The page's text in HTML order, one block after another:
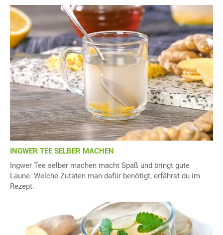
INGWER TEE SELBER MACHEN
Ingwer Tee selber machen macht Spaß und bringt gute
Laune. Welche Zutaten man dafür benötigt, erfährst du im
Rezept.